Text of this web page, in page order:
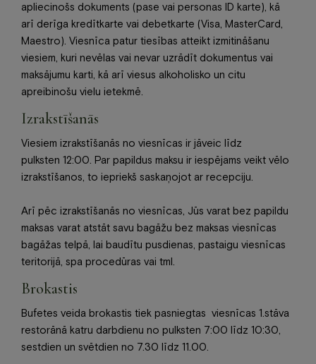
apliecinošs dokuments (pase vai personas ID karte), kā
arī derīga kredītkarte vai debetkarte (Visa, MasterCard,
Maestro). Viesnīca patur tiesības atteikt izmitināšanu
viesiem, kuri nevēlas vai nevar uzrādīt dokumentus vai
maksājumu karti, kā arī viesus alkoholisko un citu
apreibinošu vielu ietekmē.
Izrakstīšanās
Viesiem izrakstīšanās no viesnīcas ir jāveic līdz
pulksten 12:00. Par papildus maksu ir iespējams veikt vēlo
izrakstīšanos, to iepriekš saskaņojot ar recepciju.
Arī pēc izrakstīšanās no viesnīcas, Jūs varat bez papildu
maksas varat atstāt savu bagāžu bez maksas viesnīcas
bagāžas telpā, lai baudītu pusdienas, pastaigu viesnīcas
teritorijā, spa procedūras vai tml.
Brokastis
Bufetes veida brokastis tiek pasniegtas viesnīcas 1.stāva
restorānā katru darbdienu no pulksten 7:00 līdz 10:30,
sestdien un svētdien no 7.30 līdz 11.00.